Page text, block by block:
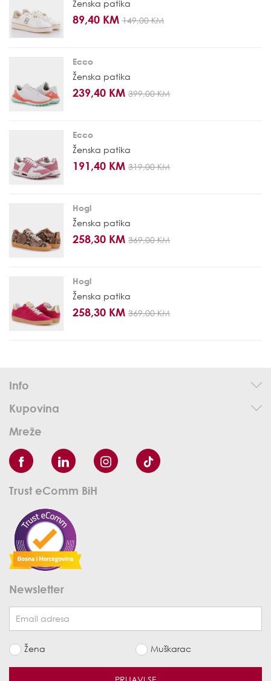
Ženska patika
89,40 KM 149,00 KM
Ecco
Ženska patika
239,40 KM 399,00 KM
Ecco
Ženska patika
191,40 KM 319,00 KM
Hogl
Ženska patika
258,30 KM 369,00 KM
Hogl
Ženska patika
258,30 KM 369,00 KM
Info
Kupovina
Mreže
Trust eComm BiH
Newsletter
Žena Muškarac